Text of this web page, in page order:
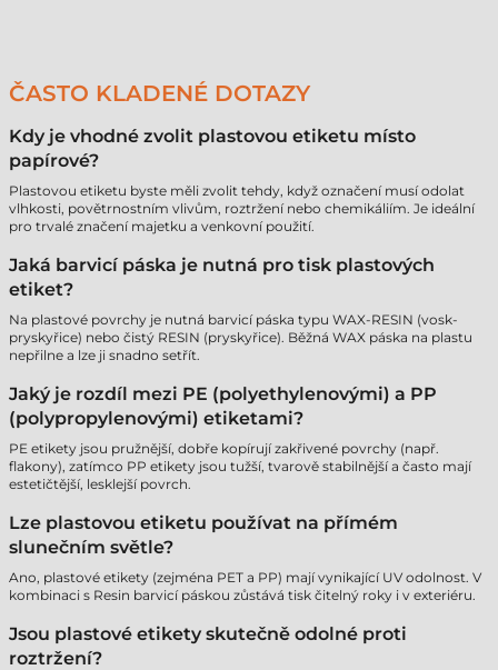
ČASTO KLADENÉ DOTAZY
Kdy je vhodné zvolit plastovou etiketu místo
papírové?
Plastovou etiketu byste měli zvolit tehdy, když označení musí odolat
vlhkosti, povětrnostním vlivům, roztržení nebo chemikáliím. Je ideální
pro trvalé značení majetku a venkovní použití.
Jaká barvicí páska je nutná pro tisk plastových
etiket?
Na plastové povrchy je nutná barvicí páska typu WAX-RESIN (vosk-
pryskyřice) nebo čistý RESIN (pryskyřice). Běžná WAX páska na plastu
nepřilne a lze ji snadno setřít.
Jaký je rozdíl mezi PE (polyethylenovými) a PP
(polypropylenovými) etiketami?
PE etikety jsou pružnější, dobře kopírují zakřivené povrchy (např.
flakony), zatímco PP etikety jsou tužší, tvarově stabilnější a často mají
estetičtější, lesklejší povrch.
Lze plastovou etiketu používat na přímém
slunečním světle?
Ano, plastové etikety (zejména PET a PP) mají vynikající UV odolnost. V
kombinaci s Resin barvicí páskou zůstává tisk čitelný roky i v exteriéru.
Jsou plastové etikety skutečně odolné proti
roztržení?